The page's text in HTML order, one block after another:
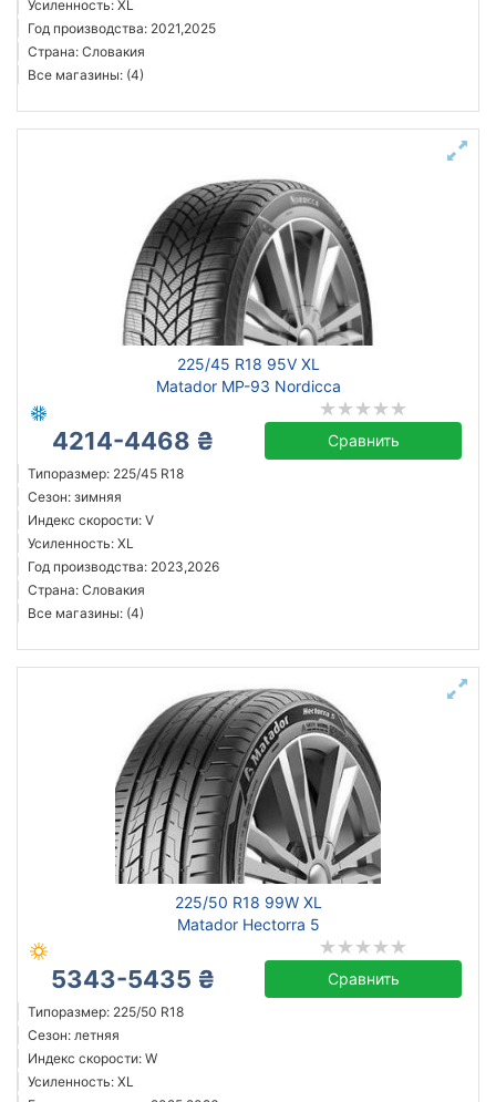
Усиленность: XL
Год производства: 2021,2025
Страна: Словакия
Все магазины: (4)
225/45 R18 95V XL
Matador MP-93 Nordicca
4214-4468 ₴ Сравнить
Типоразмер: 225/45 R18
Сезон: зимняя
Индекс скорости: V
Усиленность: XL
Год производства: 2023,2026
Страна: Словакия
Все магазины: (4)
225/50 R18 99W XL
Matador Hectorra 5
5343-5435 ₴ Сравнить
Типоразмер: 225/50 R18
Сезон: летняя
Индекс скорости: W
Усиленность: XL